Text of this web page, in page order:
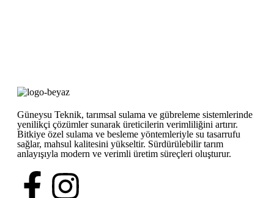
Güneysu Teknik, tarımsal sulama ve gübreleme sistemlerinde
yenilikçi çözümler sunarak üreticilerin verimliliğini artırır.
Bitkiye özel sulama ve besleme yöntemleriyle su tasarrufu
sağlar, mahsul kalitesini yükseltir. Sürdürülebilir tarım
anlayışıyla modern ve verimli üretim süreçleri oluşturur.